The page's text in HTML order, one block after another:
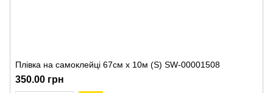
Плівка на самоклейці 67см х 10м (S) SW-00001508
350.00 грн